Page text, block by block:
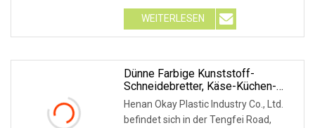
gekennzeichneten Küche
WEITERLESEN
Dünne Farbige Kunststoff-
Schneidebretter, Käse-Küchen-
Brot-Schneidebrett
Henan Okay Plastic Industry Co., Ltd.
befindet sich in der Tengfei Road,